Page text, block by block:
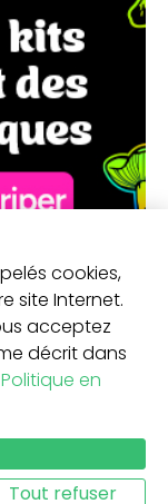
-
SOUMETTRE
cookies,
site Internet.
acceptez
décrit dans
Politique en
Tout refuser